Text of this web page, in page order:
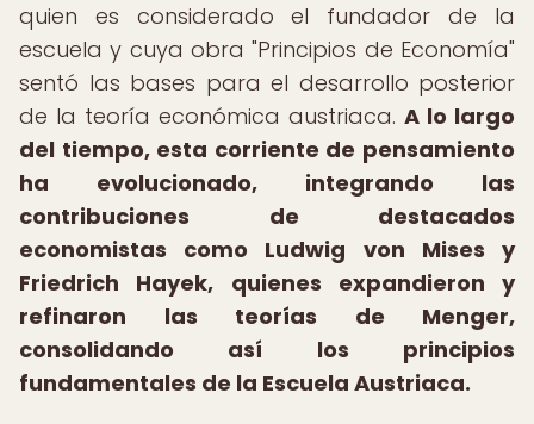
quien es considerado el fundador de la
escuela y cuya obra "Principios de Economía"
sentó las bases para el desarrollo posterior
de la teoría económica austriaca. A lo largo
del tiempo, esta corriente de pensamiento
ha evolucionado, integrando las
contribuciones de destacados
economistas como Ludwig von Mises y
Friedrich Hayek, quienes expandieron y
refinaron las teorías de Menger,
consolidando así los principios
fundamentales de la Escuela Austriaca.